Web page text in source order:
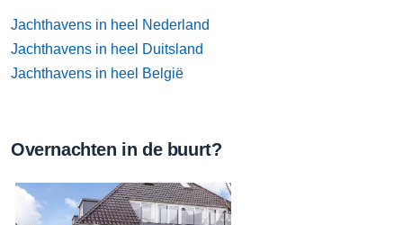
Jachthavens in heel Nederland
Jachthavens in heel Duitsland
Jachthavens in heel België
Overnachten in de buurt?